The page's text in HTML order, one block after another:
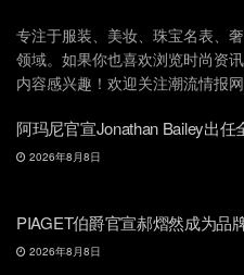
专注于服装、美妆、珠宝名表、
领域。如果你也喜欢浏览时尚资
内容感兴趣！欢迎关注潮流情报网
阿玛尼官宣Jonathan Bailey出任
2026年8月8日
PIAGET伯爵官宣郝熠然成为品
2026年8月8日